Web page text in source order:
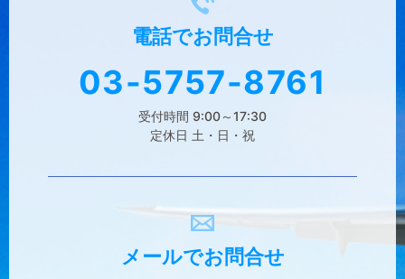
電話でお問合せ
03-5757-8761
受付時間 9:00～17:30
定休日 土・日・祝
メールでお問合せ